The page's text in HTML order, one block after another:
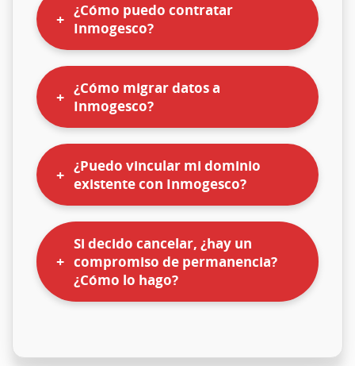
¿Cómo puedo contratar
Inmogesco?
¿Cómo migrar datos a
Inmogesco?
¿Puedo vincular mi dominio
existente con Inmogesco?
Si decido cancelar, ¿hay un
compromiso de permanencia?
¿Cómo lo hago?